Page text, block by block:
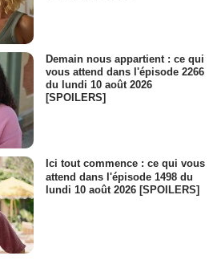
Demain nous appartient : ce qui
vous attend dans l'épisode 2266
du lundi 10 août 2026
[SPOILERS]
Ici tout commence : ce qui vous
attend dans l'épisode 1498 du
lundi 10 août 2026 [SPOILERS]